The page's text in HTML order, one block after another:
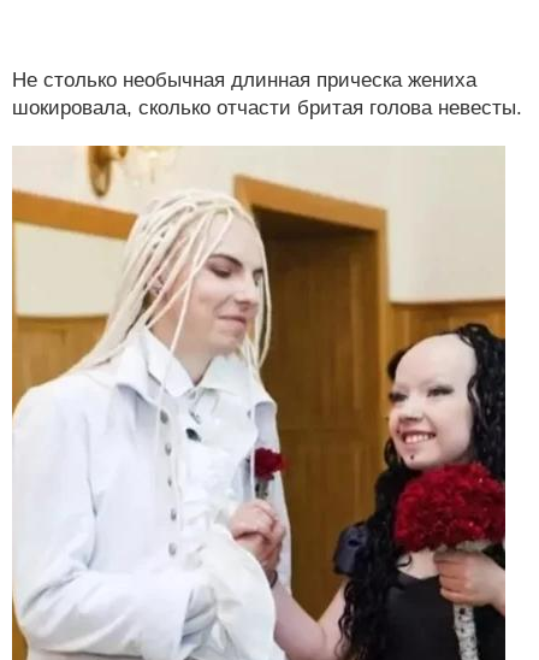
Не столько необычная длинная прическа жениха
шокировала, сколько отчасти бритая голова невесты.